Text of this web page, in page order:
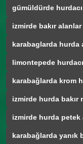
gümüldürde hurdacı
izmirde bakır alanlar
karabaglarda hurda
limontepede hurdacı
karabağlarda krom
izmirde hurda bakır
izmirde hurda petek
karabağlarda yanık